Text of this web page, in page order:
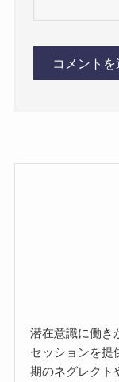
潜在意識に働き
セッションを提
期のネグレクト